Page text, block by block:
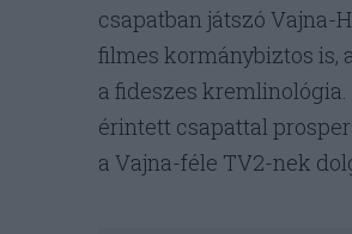
csapatban játszó Vajna-
filmes kormánybiztos is,
a fideszes
érintett csapattal
a Vajna-féle TV2-nek